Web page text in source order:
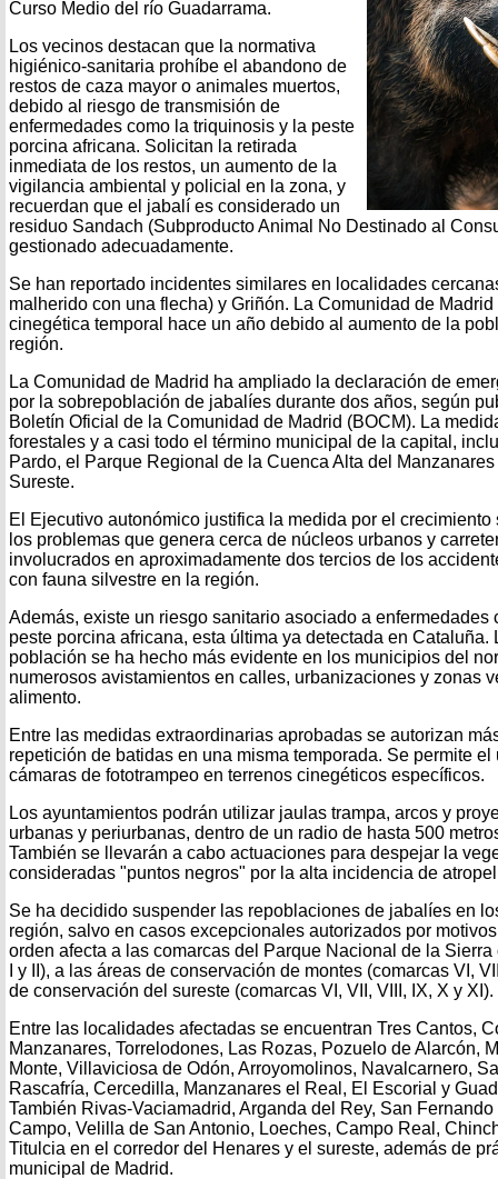
Curso Medio del río Guadarrama.
Los vecinos destacan que la normativa
higiénico-sanitaria prohíbe el abandono de
restos de caza mayor o animales muertos,
debido al riesgo de transmisión de
enfermedades como la triquinosis y la peste
porcina africana. Solicitan la retirada
inmediata de los restos, un aumento de la
vigilancia ambiental y policial en la zona, y
recuerdan que el jabalí es considerado un
residuo Sandach (Subproducto Animal No Destinado al
gestionado adecuadamente.
Se han reportado incidentes similares en localidades
malherido con una flecha) y Griñón. La Comunidad de
cinegética temporal hace un año debido al aumento de la
región.
La Comunidad de Madrid ha ampliado la declaración de
por la sobrepoblación de jabalíes durante dos años, según
Boletín Oficial de la Comunidad de Madrid (BOCM). La
forestales y a casi todo el término municipal de la capital,
Pardo, el Parque Regional de la Cuenca Alta del
Sureste.
El Ejecutivo autonómico justifica la medida por el
los problemas que genera cerca de núcleos urbanos y
involucrados en aproximadamente dos tercios de los
con fauna silvestre en la región.
Además, existe un riesgo sanitario asociado a enfermedades
peste porcina africana, esta última ya detectada en Cataluña.
población se ha hecho más evidente en los municipios del
numerosos avistamientos en calles, urbanizaciones y zonas
alimento.
Entre las medidas extraordinarias aprobadas se autorizan
repetición de batidas en una misma temporada. Se permite
cámaras de fototrampeo en terrenos cinegéticos específicos.
Los ayuntamientos podrán utilizar jaulas trampa, arcos y
urbanas y periurbanas, dentro de un radio de hasta 500
También se llevarán a cabo actuaciones para despejar la
consideradas "puntos negros" por la alta incidencia de
Se ha decidido suspender las repoblaciones de jabalíes en
región, salvo en casos excepcionales autorizados por
orden afecta a las comarcas del Parque Nacional de la
I y II), a las áreas de conservación de montes (comarcas VI,
de conservación del sureste (comarcas VI, VII, VIII, IX, X y XI).
Entre las localidades afectadas se encuentran Tres Cantos,
Manzanares, Torrelodones, Las Rozas, Pozuelo de Alarcón,
Monte, Villaviciosa de Odón, Arroyomolinos, Navalcarnero,
Rascafría, Cercedilla, Manzanares el Real, El Escorial y
También Rivas-Vaciamadrid, Arganda del Rey, San
Campo, Velilla de San Antonio, Loeches, Campo Real,
Titulcia en el corredor del Henares y el sureste, además de
municipal de Madrid.